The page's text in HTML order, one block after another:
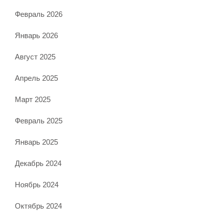
Февраль 2026
Январь 2026
Август 2025
Апрель 2025
Март 2025
Февраль 2025
Январь 2025
Декабрь 2024
Ноябрь 2024
Октябрь 2024